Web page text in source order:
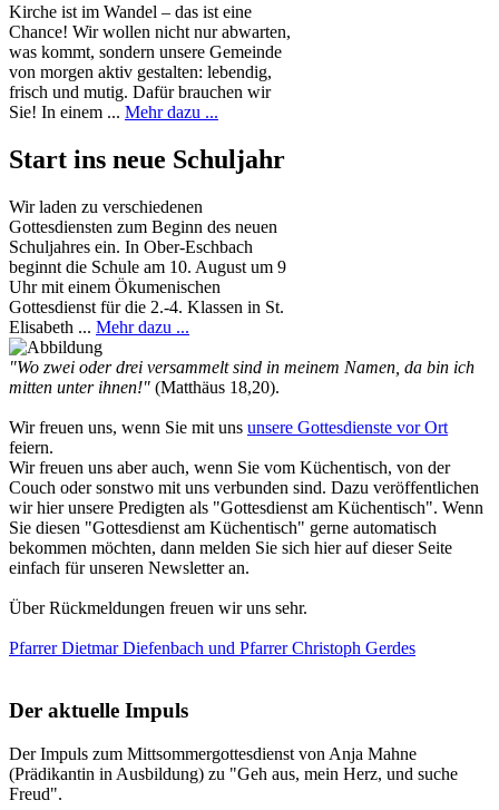
Kirche ist im Wandel – das ist eine
Chance! Wir wollen nicht nur abwarten,
was kommt, sondern unsere Gemeinde
von morgen aktiv gestalten: lebendig,
frisch und mutig. Dafür brauchen wir
Sie! In einem ... Mehr dazu ...
Start ins neue Schuljahr
Wir laden zu verschiedenen
Gottesdiensten zum Beginn des neuen
Schuljahres ein. In Ober-Eschbach
beginnt die Schule am 10. August um 9
Uhr mit einem Ökumenischen
Gottesdienst für die 2.-4. Klassen in St.
Elisabeth ... Mehr dazu ...
"Wo zwei oder drei versammelt sind in meinem Namen, da bin ich
mitten unter ihnen!" (Matthäus 18,20).
Wir freuen uns, wenn Sie mit uns unsere Gottesdienste vor Ort
feiern.
Wir freuen uns aber auch, wenn Sie vom Küchentisch, von der
Couch oder sonstwo mit uns verbunden sind. Dazu veröffentlichen
wir hier unsere Predigten als "Gottesdienst am Küchentisch". Wenn
Sie diesen "Gottesdienst am Küchentisch" gerne automatisch
bekommen möchten, dann melden Sie sich hier auf dieser Seite
einfach für unseren Newsletter an.
Über Rückmeldungen freuen wir uns sehr.
Pfarrer Dietmar Diefenbach und Pfarrer Christoph Gerdes
Der aktuelle Impuls
Der Impuls zum Mittsommergottesdienst von Anja Mahne
(Prädikantin in Ausbildung) zu "Geh aus, mein Herz, und suche
Freud".